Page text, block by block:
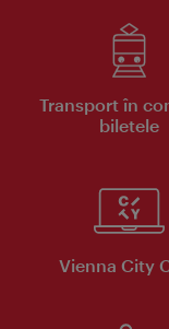
Transport în
biletele
Vienna City